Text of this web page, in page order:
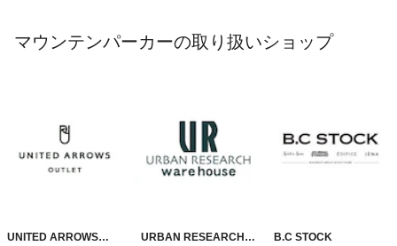
マウンテンパーカーの取り扱いショップ
UNITED ARROWS
URBAN RESEARCH
B.C STOCK